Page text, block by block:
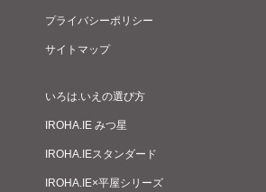
プライバシーポリシー
サイトマップ
いろは.いえの選び方
IROHA.IE みつ星
IROHA.IEスタンダード
IROHA.IE×平屋シリーズ